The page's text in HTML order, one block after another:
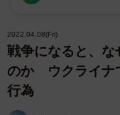
2022.04.08(Fri)
戦争になると、な
のか ウクライナ
行為